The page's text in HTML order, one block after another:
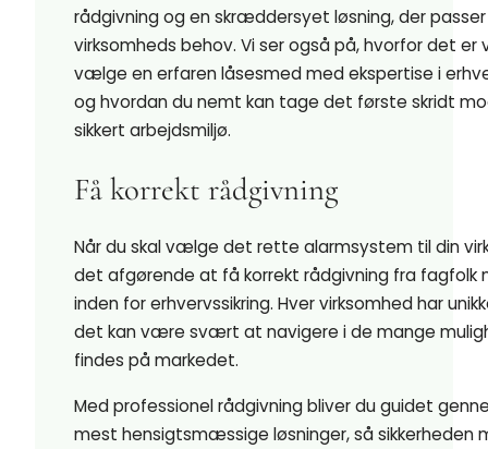
rådgivning og en skræddersyet løsning, der
virksomheds behov. Vi ser også på, hvorfor det
vælge en erfaren låsesmed med ekspertise i
og hvordan du nemt kan tage det første skridt
sikkert arbejdsmiljø.
Få korrekt rådgivning
Når du skal vælge det rette alarmsystem til din
det afgørende at få korrekt rådgivning fra fagfolk
inden for erhvervssikring. Hver virksomhed har
det kan være svært at navigere i de mange
findes på markedet.
Med professionel rådgivning bliver du guidet
mest hensigtsmæssige løsninger, så sikkerheden